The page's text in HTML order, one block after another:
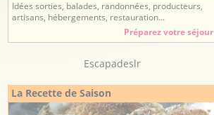
Idées sorties, balades, randonnées, producteurs,
artisans, hébergements, restauration...
Préparez votre séjour
Escapadeslr
La Recette de Saison